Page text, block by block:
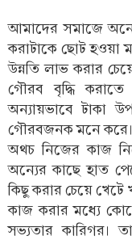
আমাদের সমাজে
করাটাকে ছোট হওয়া
উন্নতি লাভ করার
গৌরব বৃদ্ধি
অন্যায়ভাবে টাকা
গৌরবজনক মনে করে।
অথচ নিজের কাজ
অন্যের কাছে হাত
কিছু করার চেয়ে
কাজ করার মধ্যে
সভ্যতার কারিগর।